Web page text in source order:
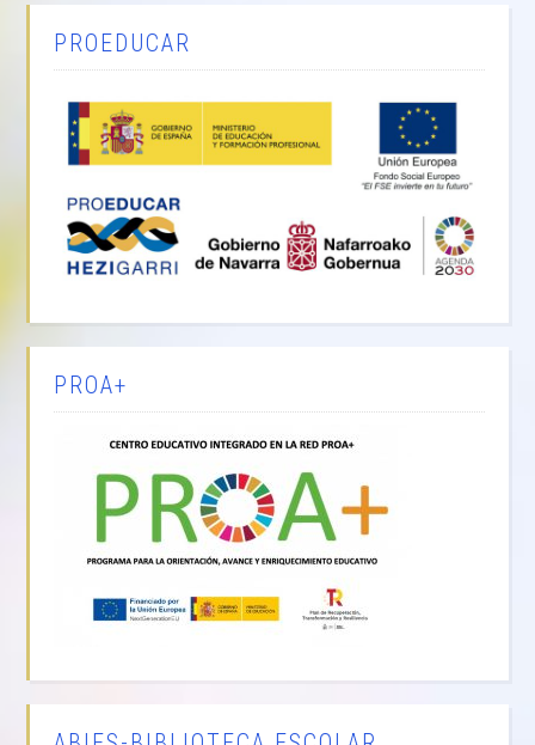
PROEDUCAR
PROA+